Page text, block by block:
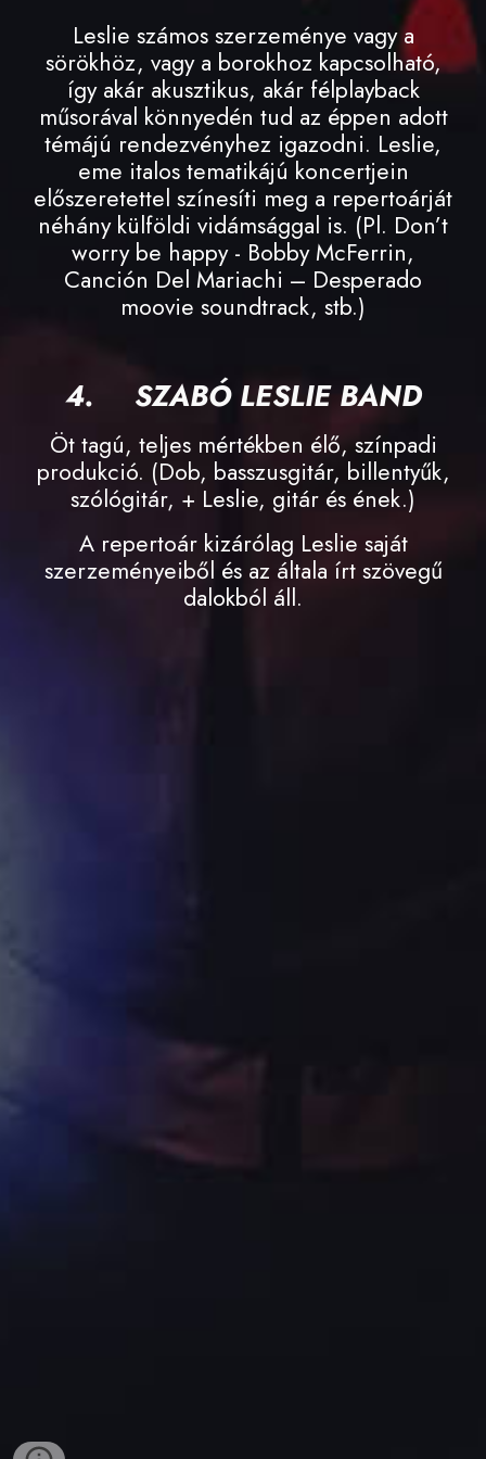
Leslie számos szerzeménye vagy a
sörökhöz, vagy a borokhoz kapcsolható,
így akár akusztikus, akár félplayback
műsorával könnyedén tud az éppen adott
témájú rendezvényhez igazodni. Leslie,
eme italos tematikájú koncertjein
előszeretettel színesíti meg a repertoárját
néhány külföldi vidámsággal is. (Pl. Don’t
worry be happy - Bobby McFerrin,
Canción Del Mariachi – Desperado
moovie soundtrack, stb.)
4. SZABÓ LESLIE BAND
Öt tagú, teljes mértékben élő, színpadi
produkció. (Dob, basszusgitár, billentyűk,
szólógitár, + Leslie, gitár és ének.)
A repertoár kizárólag Leslie saját
szerzeményeiből és az általa írt szövegű
dalokból áll.